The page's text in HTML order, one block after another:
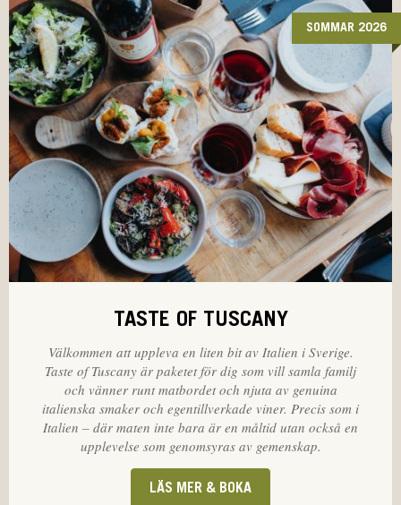
SOMMAR 2026
TASTE OF TUSCANY
Välkommen att uppleva en liten bit av Italien i Sverige.
Taste of Tuscany är paketet för dig som vill samla familj
och vänner runt matbordet och njuta av genuina
italienska smaker och egentillverkade viner. Precis som i
Italien – där maten inte bara är en måltid utan också en
upplevelse som genomsyras av gemenskap.
LÄS MER & BOKA